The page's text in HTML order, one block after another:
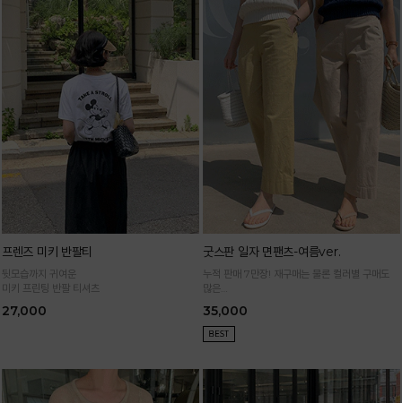
프렌즈 미키 반팔티
뒷모습까지 귀여운
미키 프린팅 반팔 티셔츠
27,000
굿스판 일자 면팬츠-여름ver.
누적 판매 7만장! 재구매는 물론 컬러별 구매도
많은
35,000